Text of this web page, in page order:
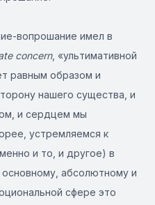
вопрошание имел в
concern, «ультимативной
равным образом и
нашего существа, и
и сердцем мы
устремляемся к
и то, и другое) в
абсолютному и
сфере это